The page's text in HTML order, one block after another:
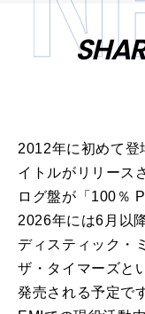
2012年に初めて登
イトルがリリース
ログ盤が「100％
2026年には6月以
ディスティック・
ザ・タイマーズと
発売される予定で